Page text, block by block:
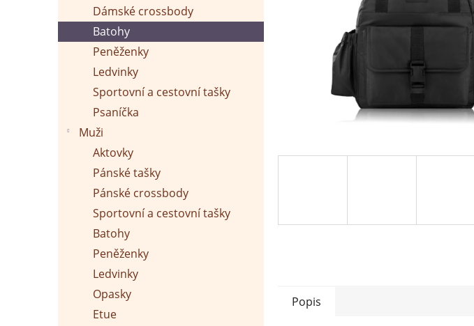
e
Dámské crossbody
Batohy
Peněženky
Ledvinky
Sportovní a cestovní tašky
Psaníčka
Muži
Aktovky
Pánské tašky
Pánské crossbody
Sportovní a cestovní tašky
Batohy
Peněženky
Ledvinky
Opasky
Etue
Popis